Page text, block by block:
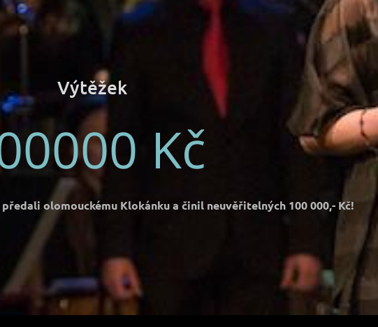
Výtěžek
Kč
olomouckému Klokánku a činil neuvěřitelných 100 000,- Kč!